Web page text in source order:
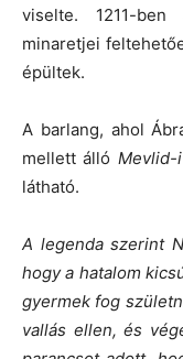
viselte. 1211-ben
minaretjei
épültek.
A barlang, ahol
mellett álló Mevlid-
látható.
A legenda szerint
hogy a hatalom
gyermek fog
vallás ellen, és